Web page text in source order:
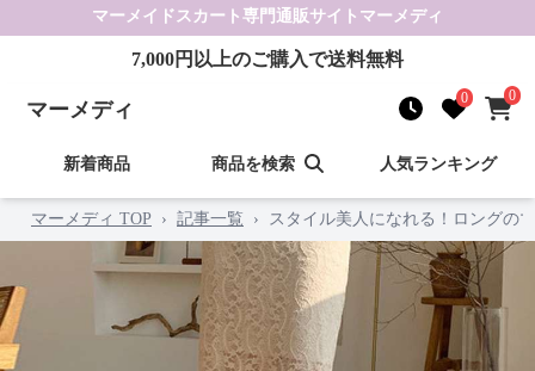
マーメイドスカート 専門通販サイト マーメディ
7,000円以上のご購入で送料無料
マーメディ 0 0
新着商品 商品を検索 人気ランキング
マーメディ TOP › 記事一覧 › スタイル美人になれる！ロングの